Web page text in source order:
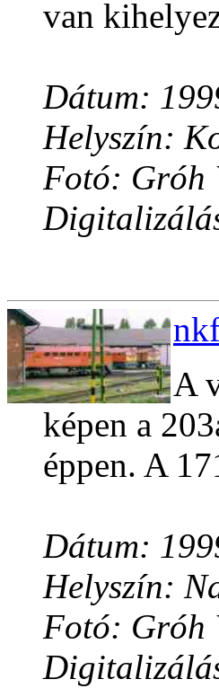
van
Dátum:
Helyszín:
Fotó: Gróh
A
képen a
éppen. A
Dátum:
Helyszín:
Fotó: Gróh